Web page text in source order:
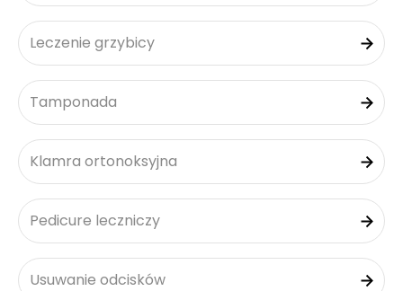
Leczenie grzybicy
Tamponada
Klamra ortonoksyjna
Pedicure leczniczy
Usuwanie odcisków